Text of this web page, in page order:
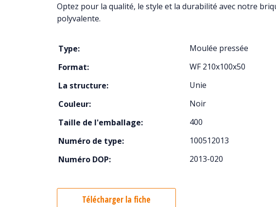
Optez pour la qualité, le style et la durabilité avec notre
polyvalente.
Type:
Moulée pressée
Format:
WF 210x100x50
La structure:
Unie
Couleur:
Noir
Taille de l'emballage:
400
Numéro de type:
100512013
Numéro DOP:
2013-020
Télécharger la fiche